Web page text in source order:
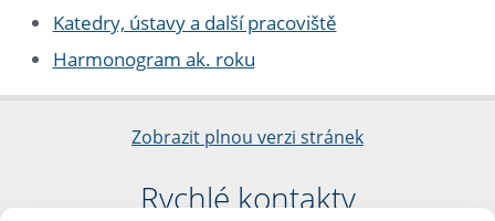
Katedry, ústavy a další pracoviště
Harmonogram ak. roku
Zobrazit plnou verzi stránek
Rychlé kontakty